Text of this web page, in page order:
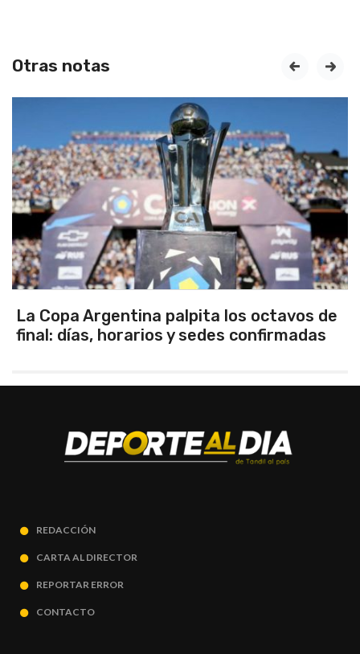
Otras notas
Los seleccionados Sub 15 y Sub 13 de
Tandil ganaron en el debut
prev next
REDACCIÓN
CARTA AL DIRECTOR
REPORTAR ERROR
CONTACTO